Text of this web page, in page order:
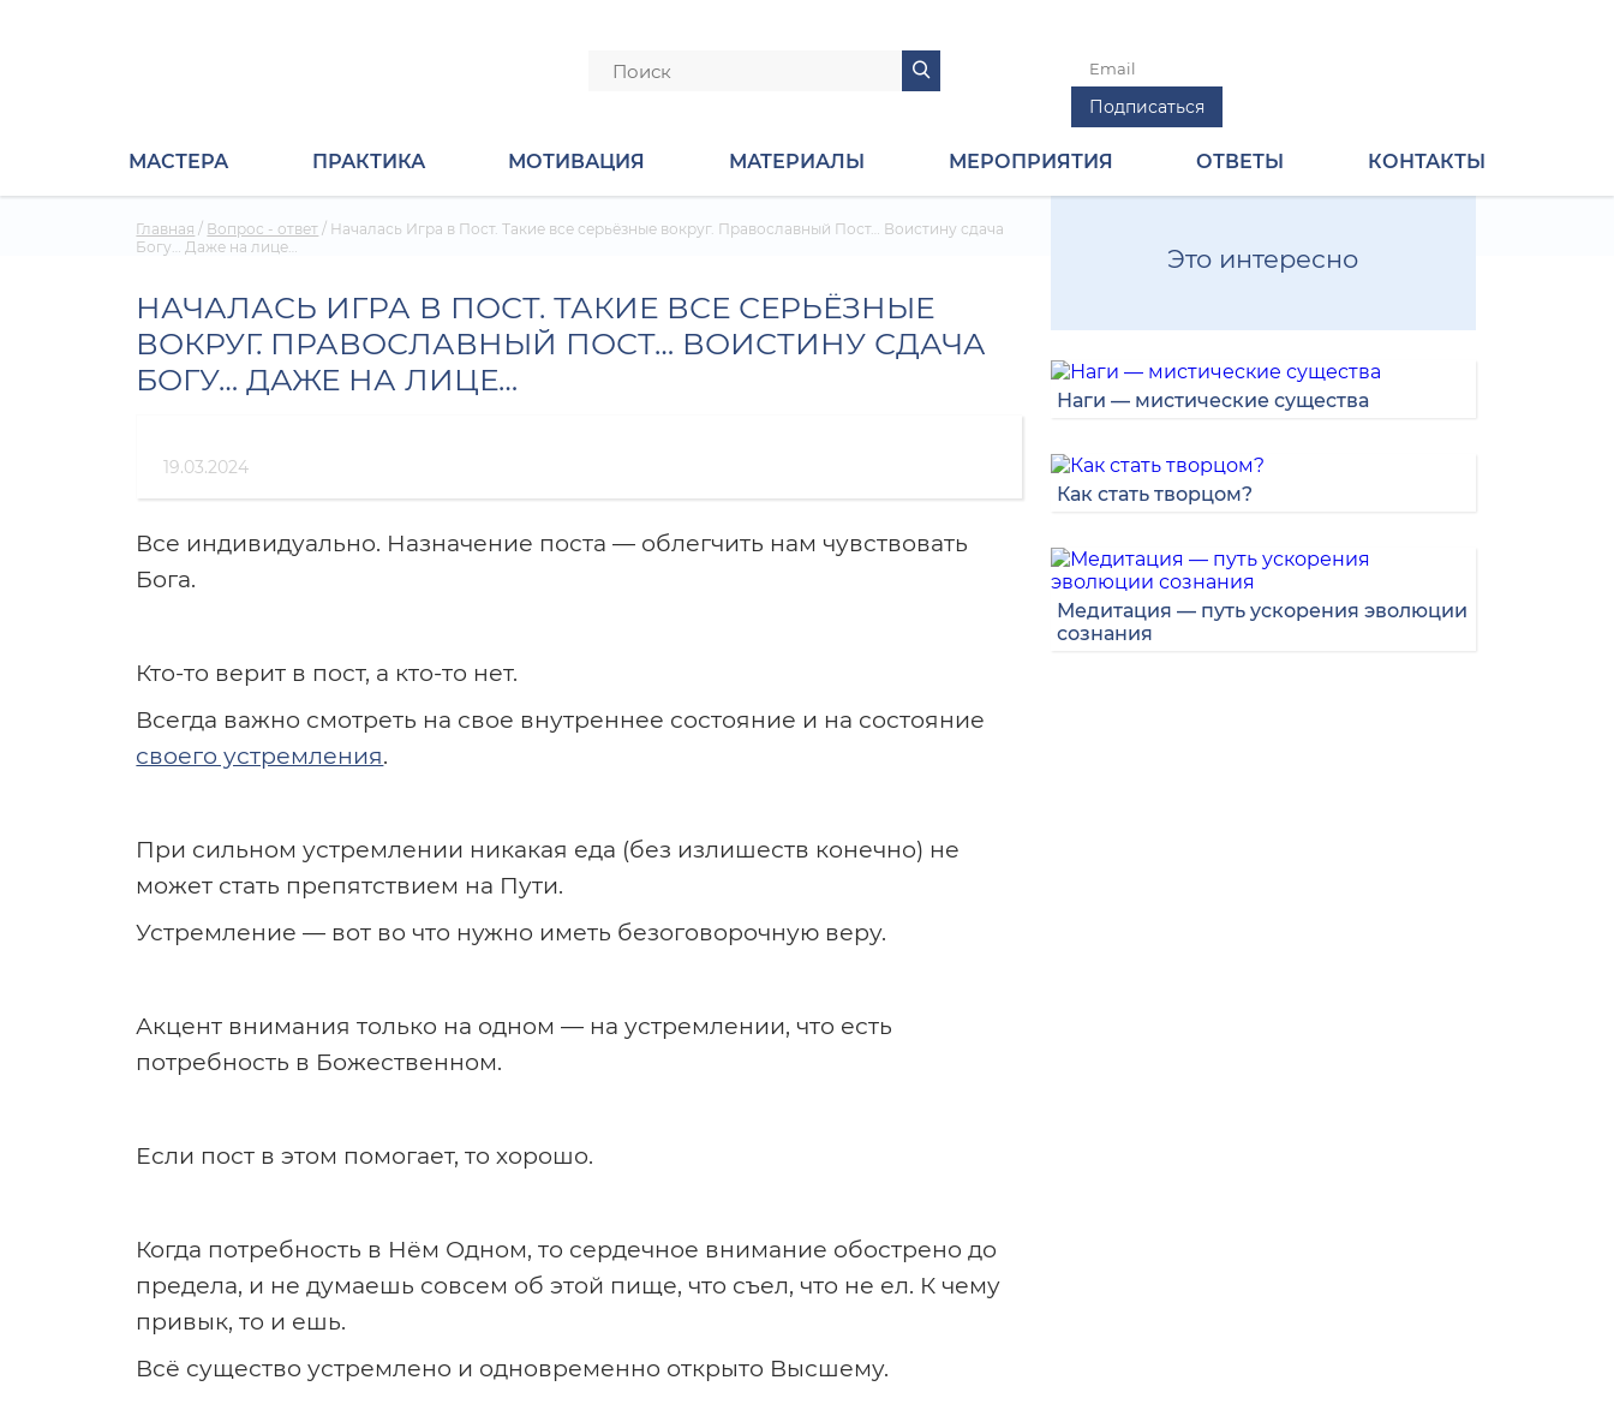
МАСТЕРА ПРАКТИКА МОТИВАЦИЯ МАТЕРИАЛЫ МЕРОПРИЯТИЯ ОТВЕТЫ КОНТАКТЫ
Главная / Вопрос - ответ / Началась Игра в Пост. Такие все серьёзные вокруг. Православный Пост… Воистину сдача
Богу… Даже на лице…
НАЧАЛАСЬ ИГРА В ПОСТ. ТАКИЕ ВСЕ СЕРЬЁЗНЫЕ
ВОКРУГ. ПРАВОСЛАВНЫЙ ПОСТ… ВОИСТИНУ СДАЧА
БОГУ… ДАЖЕ НА ЛИЦЕ…
19.03.2024
Все индивидуально. Назначение поста — облегчить нам чувствовать
Бога.
Кто-то верит в пост, а кто-то нет.
Всегда важно смотреть на свое внутреннее состояние и на состояние
своего устремления.
При сильном устремлении никакая еда (без излишеств конечно) не
может стать препятствием на Пути.
Устремление — вот во что нужно иметь безоговорочную веру.
Акцент внимания только на одном — на устремлении, что есть
потребность в Божественном.
Если пост в этом помогает, то хорошо.
Когда потребность в Нём Одном, то сердечное внимание обострено до
предела, и не думаешь совсем об этой пище, что съел, что не ел. К чему
привык, то и ешь.
Всё существо устремлено и одновременно открыто Высшему.
Это интересно
Наги — мистические существа
Как стать творцом?
Медитация — путь ускорения эволюции
сознания